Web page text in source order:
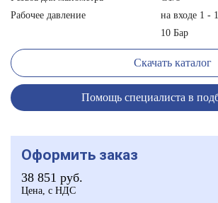
Рабочее давление
на входе 1 -
10 Бар
Скачать каталог
Помощь специалиста в
Оформить заказ
38 851 руб.
Цена, с НДС